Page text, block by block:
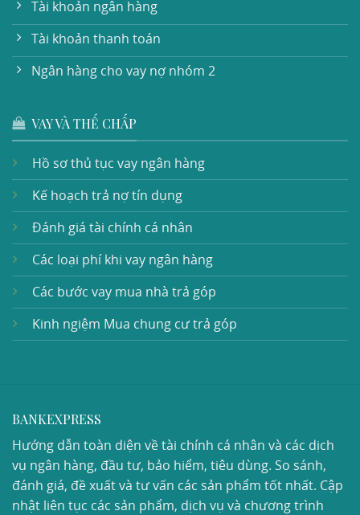
Tài khoản ngân hàng
Tài khoản thanh toán
Ngân hàng cho vay nợ nhóm 2
VAY VÀ THẾ CHẤP
Hồ sơ thủ tục vay ngân hàng
Kế hoạch trả nợ tín dụng
Đánh giá tài chính cá nhân
Các loại phí khi vay ngân hàng
Các bước vay mua nhà trả góp
Kinh ngiệm Mua chung cư trả góp
BANKEXPRESS
Hướng dẫn toàn diện về tài chính cá nhân và các dịch
vụ ngân hàng, đầu tư, bảo hiểm, tiêu dùng. So sánh,
đánh giá, đề xuất và tư vấn các sản phẩm tốt nhất. Cập
nhật liên tục các sản phẩm, dịch vụ và chương trình